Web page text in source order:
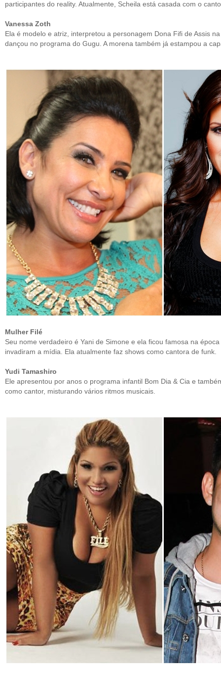
participantes do reality. Atualmente, Scheila está casada com o
Vanessa Zoth
Ela é modelo e atriz, interpretou a personagem Dona Fifi de Assis
dançou no programa do Gugu. A morena também já estampou a
Mulher Filé
Seu nome verdadeiro é Yani de Simone e ela ficou famosa na
invadiram a mídia. Ela atualmente faz shows como cantora de funk.
Yudi Tamashiro
Ele apresentou por anos o programa infantil Bom Dia & Cia e
como cantor, misturando vários ritmos musicais.